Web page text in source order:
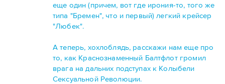
еще один (причем, вот где ирония-то, того же
типа "Бремен", что и первый) легкий крейсер
"Любек".
А теперь, хохлоблядь, расскажи нам еще про
то, как Краснознаменный Балтфлот громил
врага на дальних подступах к Колыбели
Сексуальной Революции.